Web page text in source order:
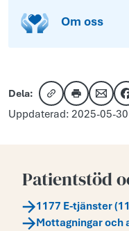
Om oss
Dela:
Kopiera länk
Skriv utDela
Uppdaterad: 2025-05-30
Patientstöd
1177 E-tjänster
Mottagningar och